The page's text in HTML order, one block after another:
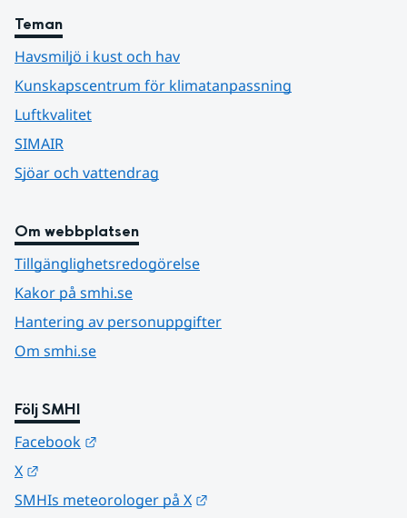
Teman
Havsmiljö i kust och hav
Kunskapscentrum för klimatanpassning
Luftkvalitet
SIMAIR
Sjöar och vattendrag
Om webbplatsen
Tillgänglighetsredogörelse
Kakor på smhi.se
Hantering av personuppgifter
Om smhi.se
Följ SMHI
Facebook
X
SMHIs meteorologer på X